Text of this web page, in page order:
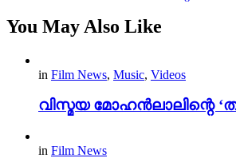
You May Also Like
in Film News, Music, Videos
വിസ്മയ മോഹൻലാലിന്റെ
in Film News